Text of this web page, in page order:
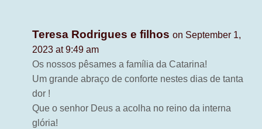
Teresa Rodrigues e filhos on September 1,
2023 at 9:49 am
Os nossos pêsames a família da Catarina!
Um grande abraço de conforte nestes dias de tanta
dor !
Que o senhor Deus a acolha no reino da interna
glória!